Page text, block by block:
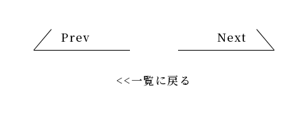
Prev Next
<<一覧に戻る